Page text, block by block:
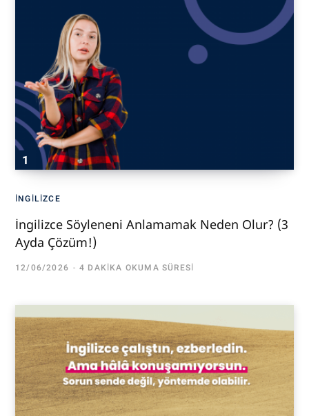
İNGILIZCE
İngilizce Söyleneni Anlamamak Neden Olur? (3
Ayda Çözüm!)
12/06/2026 4 DAKIKA OKUMA SÜRESI